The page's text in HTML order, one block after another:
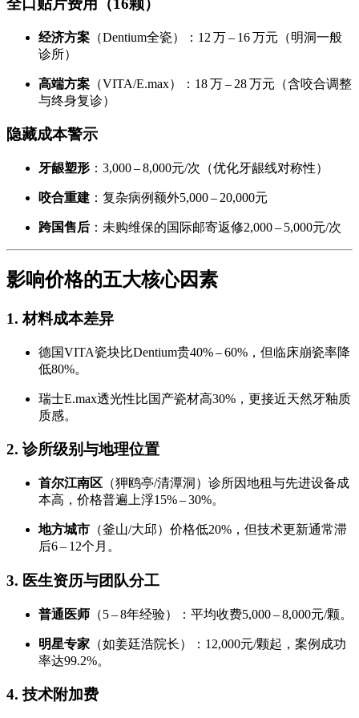
全口贴片费用（16颗）
经济方案 （Dentium全瓷）：12 万 – 16 万元（明洞一般
诊所）
高端方案 （VITA/E.max）：18 万 – 28 万元（含咬合调整
与终身复诊）
隐藏成本警示
牙龈塑形 ：3,000 – 8,000元/次（优化牙龈线对称性）
咬合重建 ：复杂病例额外5,000 – 20,000元
跨国售后 ：未购维保的国际邮寄返修2,000 – 5,000元/次
影响价格的五大核心因素
1. 材料成本差异
德国VITA瓷块比Dentium贵40% – 60%，但临床崩瓷率降
低80%。
瑞士E.max透光性比国产瓷材高30%，更接近天然牙釉质
质感。
2. 诊所级别与地理位置
首尔江南区 （狎鸥亭/清潭洞）诊所因地租与先进设备成
本高，价格普遍上浮15% – 30%。
地方城市 （釜山/大邱）价格低20%，但技术更新通常滞
后6 – 12个月。
3. 医生资历与团队分工
普通医师 （5 – 8年经验）：平均收费5,000 – 8,000元/颗。
明星专家 （如姜廷浩院长）：12,000元/颗起，案例成功
率达99.2%。
4. 技术附加费